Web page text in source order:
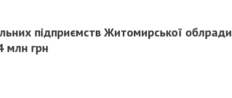
підприємств Житомирської облради
млн грн